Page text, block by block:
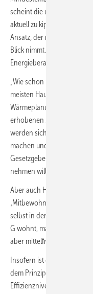
scheint die ursprünglich
aktuell zu kippen – die
Ansatz, der nicht einzelne
Blick nimmt. Stefan Bolln,
„Wie schon bei der Frage
meisten Hausbesitzer
Wärmeplanung warten,
erhobenen
werden sich anschauen,
machen und eigene
Gesetzgeber in wenig
nehmen will, ist ebenfalls
Aber auch Hausbesitzer,
‚Mitbewohner‘ die
selbst in den Fuß. Wer in
G wohnt, mag so zwar
aber mittelfristig von
Insofern ist der Ansatz der
dem Prinzip ‚worst first‘
Effizienzniveau zu heben,